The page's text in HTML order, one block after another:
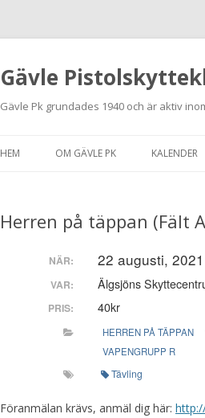
Gävle
Gävle Pk grundades 1940 och är aktiv
HEM OM GÄVLE PK
NYBÖRJARE
MEDLEMSANSÖKAN
KONTAKT
KALENDER
Herren på täppan (Fält
NÄR: 22 augusti,
VAR: Älgsjöns
PRIS: 40kr
HERREN PÅ TÄPPAN
VAPENGRUPP R
Tävling
Föranmälan krävs, anmäl dig här: